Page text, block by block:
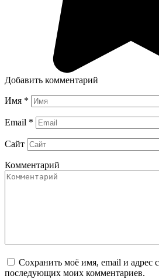
Добавить комментарий
Имя *
Email *
Сайт
Комментарий
Сохранить моё имя, email и адрес
последующих моих комментариев.